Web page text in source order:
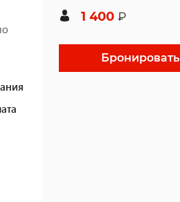
1 400 ₽
Бронировать